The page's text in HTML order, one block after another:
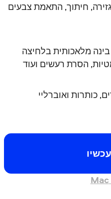
חיתוך, התאמת צבעים
מלאכותית בלחיצה
הסרת רעשים ועוד
כותרות ואוברליי